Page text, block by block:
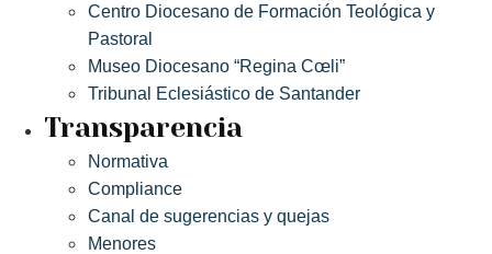
Centro Diocesano de Formación Teológica y
Pastoral
Museo Diocesano “Regina Cœli”
Tribunal Eclesiástico de Santander
Transparencia
Normativa
Compliance
Canal de sugerencias y quejas
Menores